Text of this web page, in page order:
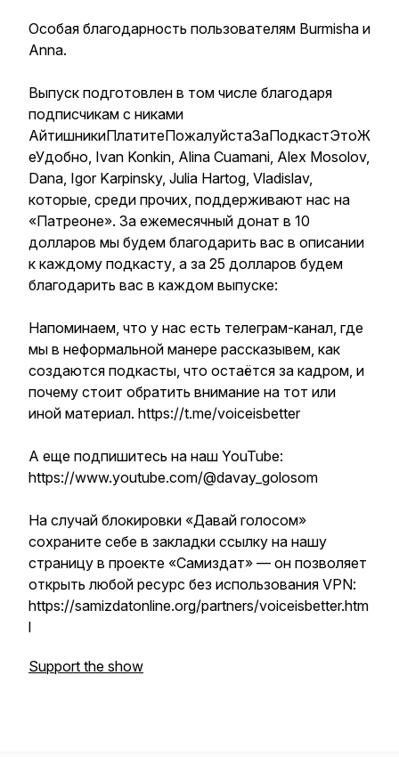
Особая благодарность пользователям Burmisha и
Аnna.
Выпуск подготовлен в том числе благодаря
подписчикам с никами
АйтишникиПлатитеПожалуйстаЗаПодкастЭтоЖ
еУдобно, Ivan Konkin, Alina Cuamani, Alex Mosolov,
Dana, Igor Karpinsky, Julia Hartog, Vladislav,
которые, среди прочих, поддерживают нас на
«Патреоне». За ежемесячный донат в 10
долларов мы будем благодарить вас в описании
к каждому подкасту, а за 25 долларов будем
благодарить вас в каждом выпуске:
Напоминаем, что у нас есть телеграм-канал, где
мы в неформальной манере рассказывем, как
создаются подкасты, что остаётся за кадром, и
почему стоит обратить внимание на тот или
иной материал. https://t.me/voiceisbetter
А еще подпишитесь на наш YouTube:
https://www.youtube.com/@davay_golosom
На случай блокировки «Давай голосом»
сохраните себе в закладки ссылку на нашу
страницу в проекте «Самиздат» — он позволяет
открыть любой ресурс без использования VPN:
https://samizdatonline.org/partners/voiceisbetter.htm
l
Support the show